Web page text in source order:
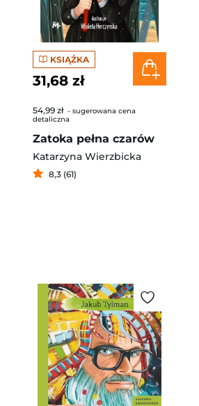
KSIĄŻKA
31,68 zł
54,99 zł - sugerowana cena
detaliczna
Zatoka pełna czarów
Katarzyna Wierzbicka
8,3 (61)